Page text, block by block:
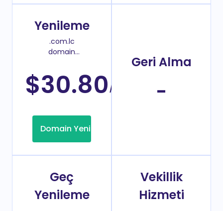
Yenileme
.com.lc
domain
$30.80/Yıl
Domain Yenileme
Geri Alma
-
Geç
Yenileme
Vekillik
Hizmeti